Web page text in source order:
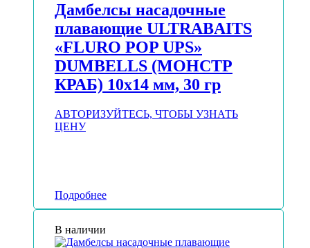
Дамбелсы насадочные
плавающие ULTRABAITS
«FLURO POP UPS»
DUMBELLS (МОНСТР
КРАБ) 10х14 мм, 30 гр
АВТОРИЗУЙТЕСЬ, ЧТОБЫ УЗНАТЬ
ЦЕНУ
Подробнее
В наличии